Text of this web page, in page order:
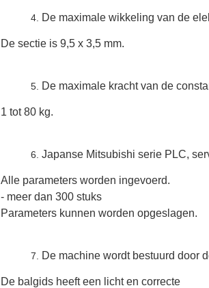
De maximale wikkeling van de
De sectie is 9,5 x 3,5 mm.
De maximale kracht van de
1 tot 80 kg.
Japanse Mitsubishi serie PLC,
Alle parameters worden ingevoerd.
- meer dan 300 stuks
Parameters kunnen worden opgeslagen.
De machine wordt bestuurd door
De balgids heeft een licht en correcte